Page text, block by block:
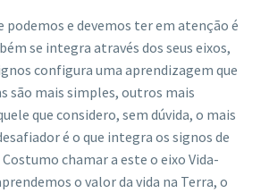
podemos e devemos ter em atenção é
se integra através dos seus eixos,
configura uma aprendizagem que
são mais simples, outros mais
que considero, sem dúvida, o mais
é o que integra os signos de
chamar a este o eixo Vida-
o valor da vida na Terra, o